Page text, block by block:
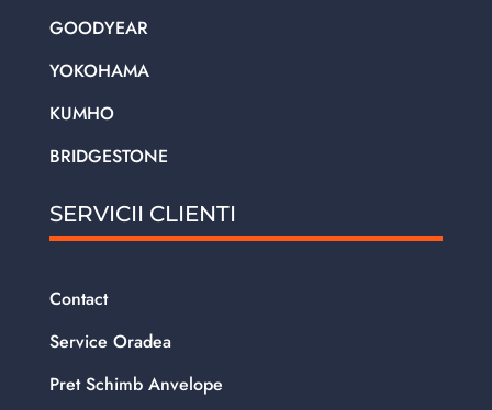
GOODYEAR
YOKOHAMA
KUMHO
BRIDGESTONE
SERVICII CLIENTI
Contact
Service Oradea
Pret Schimb Anvelope